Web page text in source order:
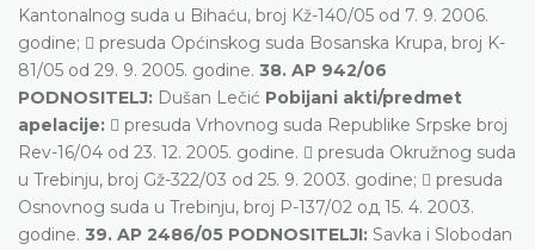
Kantonalnog suda u Bihaću, broj Kž-140/05 od 7. 9. 2006.
godine;  presuda Općinskog suda Bosanska Krupa, broj K-
81/05 od 29. 9. 2005. godine. 38. AP 942/06
PODNOSITELJ: Dušan Lečić Pobijani akti/predmet
apelacije:  presuda Vrhovnog suda Republike Srpske broj
Rev-16/04 оd 23. 12. 2005. godine.  presuda Okružnog suda
u Trebinju, broj Gž-322/03 od 25. 9. 2003. godine;  presuda
Osnovnog suda u Trebinju, broj P-137/02 од 15. 4. 2003.
godine. 39. AP 2486/05 PODNOSITELJI: Savka i Slobodan